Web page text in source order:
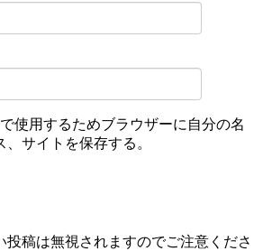
使用するためブラウザーに自分の名
サイトを保存する。
投稿は無視されますのでご注意くださ